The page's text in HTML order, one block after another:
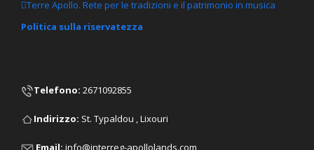
Terre Apollo. Rete per le tradizioni e il patrimonio in musica
Politica sulla riservatezza
Telefono: 2671092855
Ιndirizzo: St. Typaldou , Lixouri
Email: info@interreg-apollolands.com